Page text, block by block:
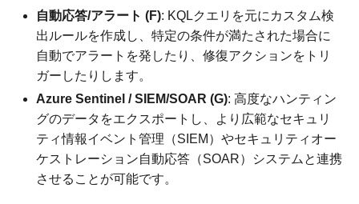
自動応答/アラート (F): KQLクエリを元にカスタム検
出ルールを作成し、特定の条件が満たされた場合に
自動でアラートを発したり、修復アクションをトリ
ガーしたりします。
Azure Sentinel / SIEM/SOAR (G): 高度なハンティン
グのデータをエクスポートし、より広範なセキュリ
ティ情報イベント管理（SIEM）やセキュリティオー
ケストレーション自動応答（SOAR）システムと連携
させることが可能です。